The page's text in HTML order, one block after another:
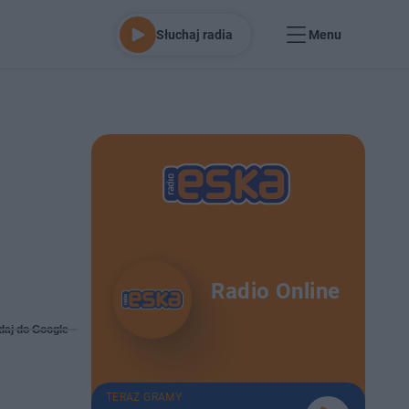
Słuchaj radia Menu
do Google
Radio Online
TERAZ GRAMY